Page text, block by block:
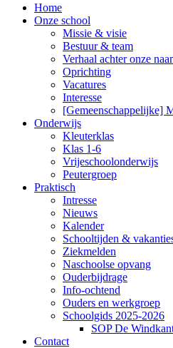
Home
Onze school
Missie & visie
Bestuur & team
Verhaal achter onze
Oprichting
Vacatures
Interesse
[Gemeenschappelijke]
Onderwijs
Kleuterklas
Klas 1-6
Vrijeschoolonderwijs
Peutergroep
Praktisch
Intresse
Nieuws
Kalender
Schooltijden &
Ziekmelden
Naschoolse opvang
Ouderbijdrage
Info-ochtend
Ouders en werkgroep
Schoolgids 2025-2026
SOP De
Contact